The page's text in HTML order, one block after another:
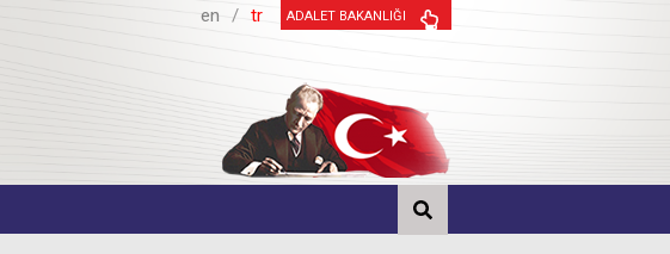
en / tr ADALET BAKANLIĞI